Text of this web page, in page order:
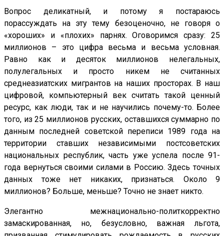
Вопрос деликатный, и потому я постараюсь
порассуждать на эту тему безоценочно, не говоря о
«хороших» и «плохих» парнях. Оговоримся сразу: 25
миллионов – это цифра весьма и весьма условная.
Равно как и десяток миллионов нелегальных,
полулегальных и просто никем не считанных
среднеазиатских мигрантов на наших просторах. В наш
цифровой, компьютерный век считать такой ценный
ресурс, как люди, так и не научились почему-то. Более
того, из 25 миллионов русских, оставшихся суммарно по
данным последней советской переписи 1989 года на
территории ставших независимыми постсоветских
национальных республик, часть уже успела после 91-
года вернуться своими силами в Россию. Здесь точных
данных тоже нет никаких, признаться. Около 9
миллионов? Больше, меньше? Точно не знает никто.
Элегантно межнационально-политкорректно
замаскированная, но, безусловно, важная льгота,